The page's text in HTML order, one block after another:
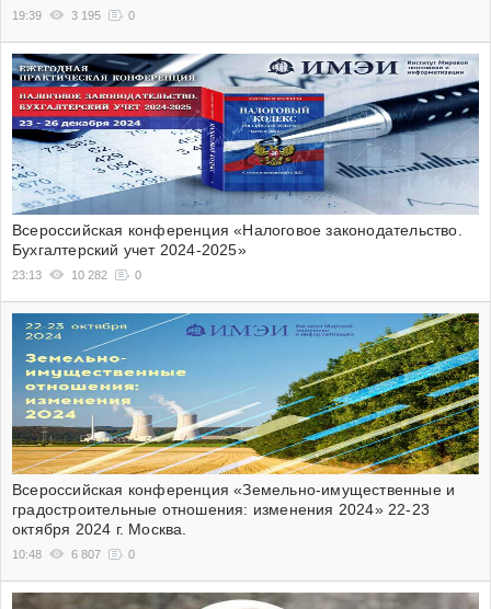
19:39 3 195 0
Всероссийская конференция «Налоговое законодательство.
Бухгалтерский учет 2024-2025»
23:13 10 282 0
Всероссийская конференция «Земельно-имущественные и
градостроительные отношения: изменения 2024» 22-23
октября 2024 г. Москва.
10:48 6 807 0